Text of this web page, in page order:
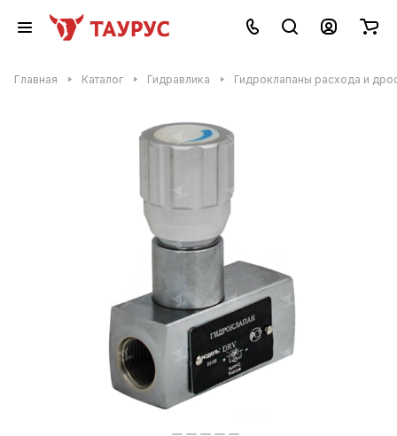
Главная Каталог Гидравлика Гидроклапаны расхода и